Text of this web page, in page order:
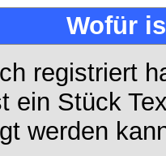
Wofür
registriert
ein Stück
werden